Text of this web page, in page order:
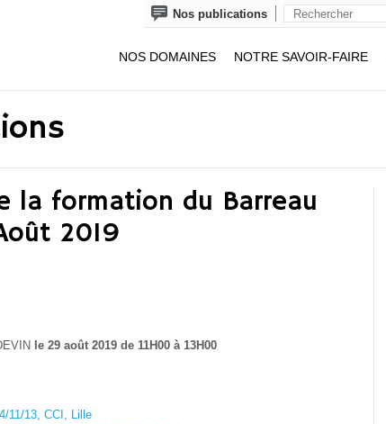
Nos publications
NOS DOMAINES NOTRE SAVOIR-FAIRE
la formation du Barreau
2019
le 29 août 2019 de 11H00 à 13H00
11/13, CCI, Lille